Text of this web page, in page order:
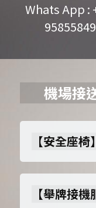
Whats App :
機場接
【安全座椅
【舉牌接機